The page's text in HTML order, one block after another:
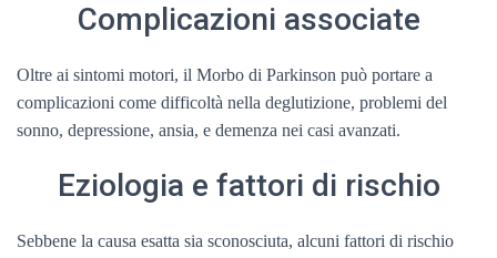
Complicazioni associate
Oltre ai sintomi motori, il Morbo di Parkinson può portare a
complicazioni come difficoltà nella deglutizione, problemi del
sonno, depressione, ansia, e demenza nei casi avanzati.
Eziologia e fattori di rischio
Sebbene la causa esatta sia sconosciuta, alcuni fattori di rischio